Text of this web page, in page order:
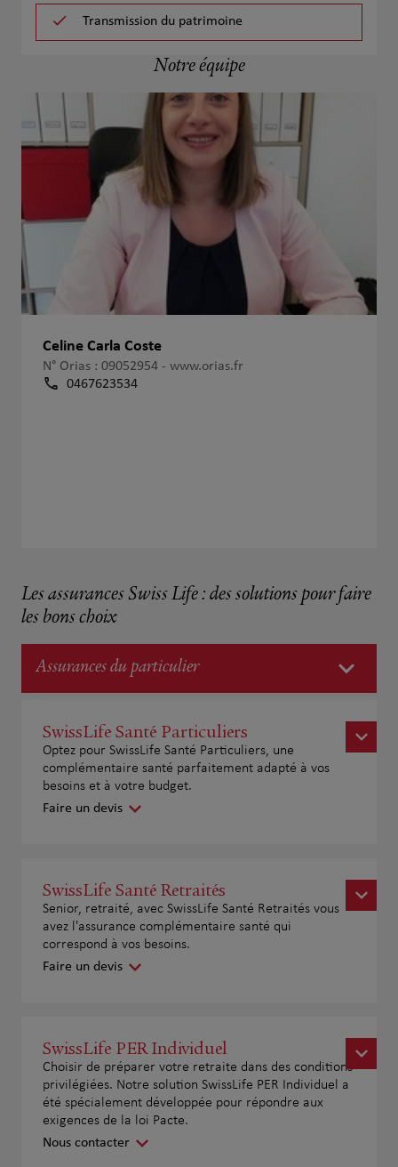
Transmission du patrimoine
Notre équipe
Celine Carla Coste
N° Orias : 09052954 - www.orias.fr
0467623534
Les assurances Swiss Life : des solutions pour faire
les bons choix
Assurances du particulier
SwissLife Santé Particuliers
Optez pour SwissLife Santé Particuliers, une
complémentaire santé parfaitement adapté à vos
besoins et à votre budget.
Faire un devis
SwissLife Santé Retraités
Senior, retraité, avec SwissLife Santé Retraités vous
avez l'assurance complémentaire santé qui
correspond à vos besoins.
Faire un devis
SwissLife PER Individuel
Choisir de préparer votre retraite dans des conditions
privilégiées. Notre solution SwissLife PER Individuel a
été spécialement développée pour répondre aux
exigences de la loi Pacte.
Nous contacter